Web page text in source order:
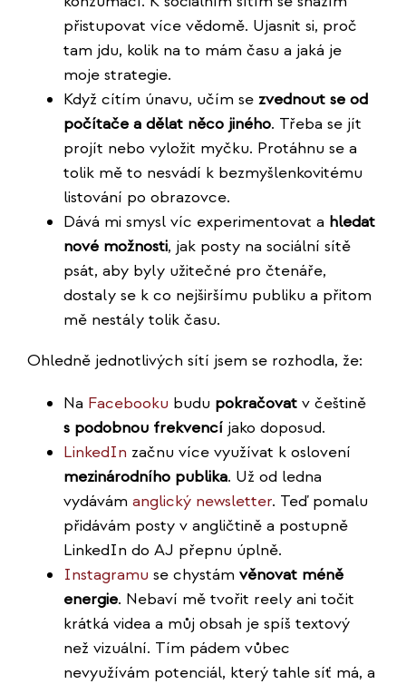
přistupovat více vědomě. Ujasnit si, proč
tam jdu, kolik na to mám času a jaká je
moje strategie.
Když cítím únavu, učím se zvednout se od
počítače a dělat něco jiného. Třeba se jít
projít nebo vyložit myčku. Protáhnu se a
tolik mě to nesvádí k bezmyšlenkovitému
listování po obrazovce.
Dává mi smysl víc experimentovat a hledat
nové možnosti, jak posty na sociální sítě
psát, aby byly užitečné pro čtenáře,
dostaly se k co nejširšímu publiku a přitom
mě nestály tolik času.
Ohledně jednotlivých sítí jsem se rozhodla, že:
Na Facebooku budu pokračovatv češtině
s podobnou frekvencíjako doposud.
LinkedIn začnu více využívat k oslovení
mezinárodního publika. Už od ledna
vydávám anglický newsletter. Teď pomalu
přidávám posty v angličtině a postupně
LinkedIn do AJ přepnu úplně.
Instagramu se chystám věnovat méně
energie. Nebaví mě tvořit reely ani točit
krátká videa a můj obsah je spíš textový
než vizuální. Tím pádem vůbec
nevyužívám potenciál, který tahle síť má, a